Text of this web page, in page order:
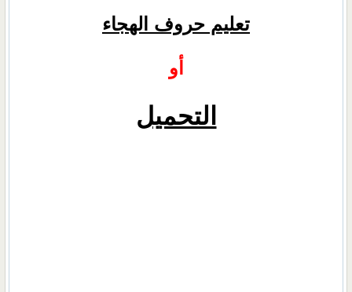
تعليم حروف الهجاء
أو
التحميل